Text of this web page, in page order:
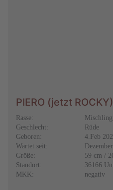
PIERO (jetzt ROCKY)
Rasse:
Mischling
Geschlecht:
Rüde
Geboren:
4.Feb
Wartet seit:
Größe:
59 cm /
Standort:
36166
MKK:
negativ